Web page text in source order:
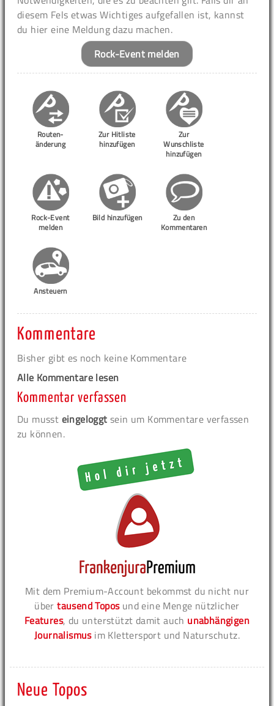
diesem Fels etwas Wichtiges aufgefallen ist, kannst
du hier eine Meldung dazu machen.
Rock-Event melden
Routen-
änderung
Zur Hitliste
hinzufügen
Zur
Wunschliste
hinzufügen
Rock-Event
melden
Bild hinzufügen
Zu den
Kommentaren
Ansteuern
Kommentare
Bisher gibt es noch keine Kommentare
Alle Kommentare lesen
Kommentar verfassen
Du musst eingeloggt sein um Kommentare verfassen
zu können.
Mit dem Premium-Account bekommst du nicht nur
übertausend Toposund eine Menge nützlicher
Features, du unterstützt damit auch unabhängigen
Journalismusim Klettersport und Naturschutz.
Neue Topos